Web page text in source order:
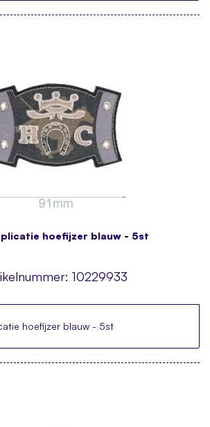
hoefijzer blauw - 5st
10229933
hoefijzer blauw - 5st